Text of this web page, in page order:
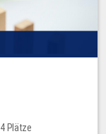
4 Plätze